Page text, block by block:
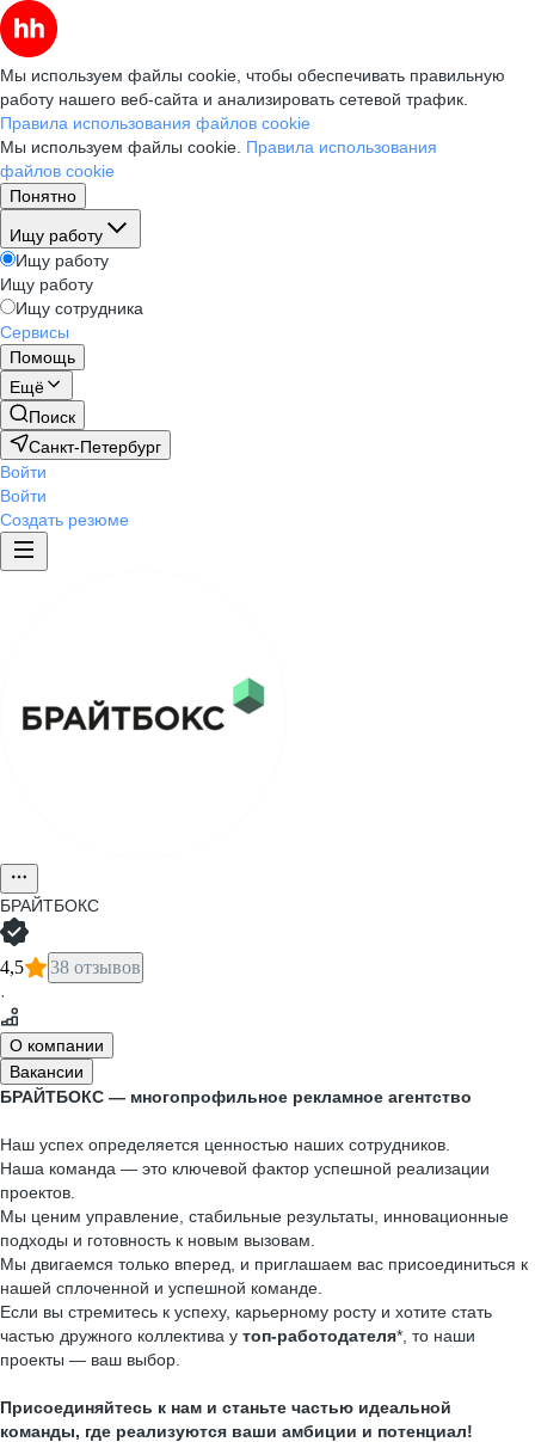
Мы используем файлы cookie, чтобы обеспечивать правильную
работу нашего веб-сайта и анализировать сетевой трафик.
Правила использования файлов cookie
Мы используем файлы cookie. Правила использования
файлов cookie
Понятно
Ищу работу
Ищу работу
Ищу работу
Ищу сотрудника
Сервисы
Помощь
Ещё
Поиск
Санкт-Петербург
Войти
Войти
Создать резюме
БРАЙТБОКС
4,5 38 отзывов
·
О компании
Вакансии
БРАЙТБОКС — многопрофильное рекламное агентство
Наш успех определяется ценностью наших сотрудников.
Наша команда — это ключевой фактор успешной реализации
проектов.
Мы ценим управление, стабильные результаты, инновационные
подходы и готовность к новым вызовам.
Мы двигаемся только вперед, и приглашаем вас присоединиться к
нашей сплоченной и успешной команде.
Если вы стремитесь к успеху, карьерному росту и хотите стать
частью дружного коллектива у топ-работодателя*, то наши
проекты — ваш выбор.
Присоединяйтесь к нам и станьте частью идеальной
команды, где реализуются ваши амбиции и потенциал!